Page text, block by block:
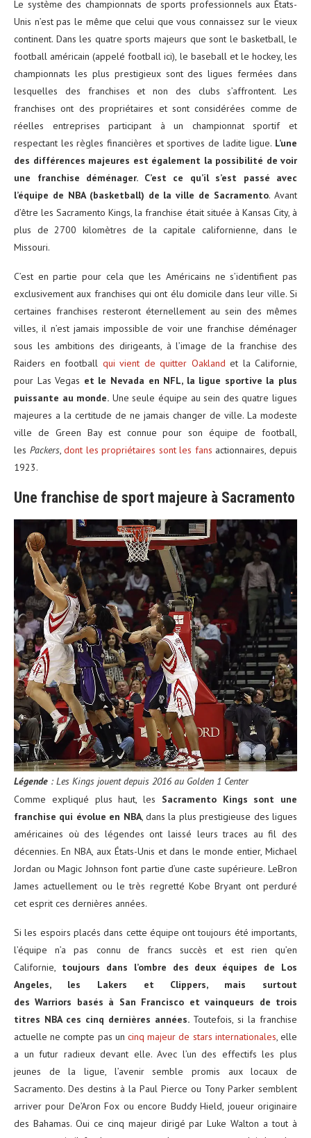
Le système des championnats de sports professionnels aux États-
Unis n’est pas le même que celui que vous connaissez sur le vieux
continent. Dans les quatre sports majeurs que sont le basketball, le
football américain (appelé football ici), le baseball et le hockey, les
championnats les plus prestigieux sont des ligues fermées dans
lesquelles des franchises et non des clubs s’affrontent. Les
franchises ont des propriétaires et sont considérées comme de
réelles entreprises participant à un championnat sportif et
respectant les règles financières et sportives de ladite ligue. L’une
des différences majeures est également la possibilité de voir
une franchise déménager. C’est ce qu’il s’est passé avec
l’équipe de NBA (basketball) de la ville de Sacramento. Avant
d’être les Sacramento Kings, la franchise était située à Kansas City, à
plus de 2700 kilomètres de la capitale californienne, dans le
Missouri.
C’est en partie pour cela que les Américains ne s’identifient pas
exclusivement aux franchises qui ont élu domicile dans leur ville. Si
certaines franchises resteront éternellement au sein des mêmes
villes, il n’est jamais impossible de voir une franchise déménager
sous les ambitions des dirigeants, à l’image de la franchise des
Raiders en football qui vient de quitter Oakland et la Californie,
pour Las Vegas et le Nevada en NFL, la ligue sportive la plus
puissante au monde. Une seule équipe au sein des quatre ligues
majeures a la certitude de ne jamais changer de ville. La modeste
ville de Green Bay est connue pour son équipe de football,
les Packers,dont les propriétaires sont les fans actionnaires, depuis
1923.
Une franchise de sport majeure à Sacramento
Légende : Les Kings jouent depuis 2016 au Golden 1 Center
Comme expliqué plus haut, les Sacramento Kings sont une
franchise qui évolue en NBA, dans la plus prestigieuse des ligues
américaines où des légendes ont laissé leurs traces au fil des
décennies. En NBA, aux États-Unis et dans le monde entier, Michael
Jordan ou Magic Johnson font partie d’une caste supérieure. LeBron
James actuellement ou le très regretté Kobe Bryant ont perduré
cet esprit ces dernières années.
Si les espoirs placés dans cette équipe ont toujours été importants,
l’équipe n’a pas connu de francs succès et est rien qu’en
Californie, toujours dans l’ombre des deux équipes de Los
Angeles, les Lakers et Clippers, mais surtout
des Warriors basés à San Francisco et vainqueurs de trois
titres NBA ces cinq dernières années. Toutefois, si la franchise
actuelle ne compte pas un cinq majeur de stars internationales, elle
a un futur radieux devant elle. Avec l’un des effectifs les plus
jeunes de la ligue, l’avenir semble promis aux locaux de
Sacramento. Des destins à la Paul Pierce ou Tony Parker semblent
arriver pour De’Aron Fox ou encore Buddy Hield, joueur originaire
des Bahamas. Oui ce cinq majeur dirigé par Luke Walton a tout à